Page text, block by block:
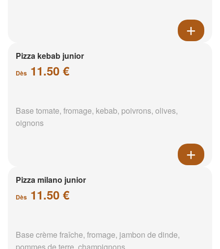
Pizza kebab junior
Dès 11.50 €
Base tomate, fromage, kebab, poivrons, olives,
oignons
Pizza milano junior
Dès 11.50 €
Base crème fraîche, fromage, jambon de dinde,
pommes de terre, champignons